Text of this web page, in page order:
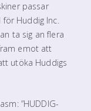
passar
för Huddig Inc.
ta sig an flera
emot att
utöka Huddigs
”HUDDIG-